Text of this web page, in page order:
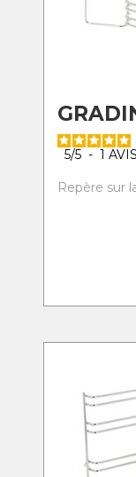
5/5 - 1 AVIS
Repère sur